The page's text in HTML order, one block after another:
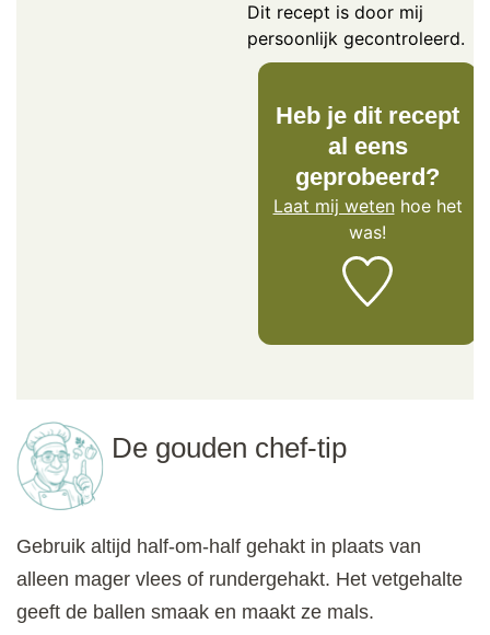
Dit recept is door mij
persoonlijk gecontroleerd.
Heb je dit recept
al eens
geprobeerd?
Laat mij wetenhoe het
was!
De gouden chef-tip
Gebruik altijd half-om-half gehakt in plaats van
alleen mager vlees of rundergehakt. Het vetgehalte
geeft de ballen smaak en maakt ze mals.